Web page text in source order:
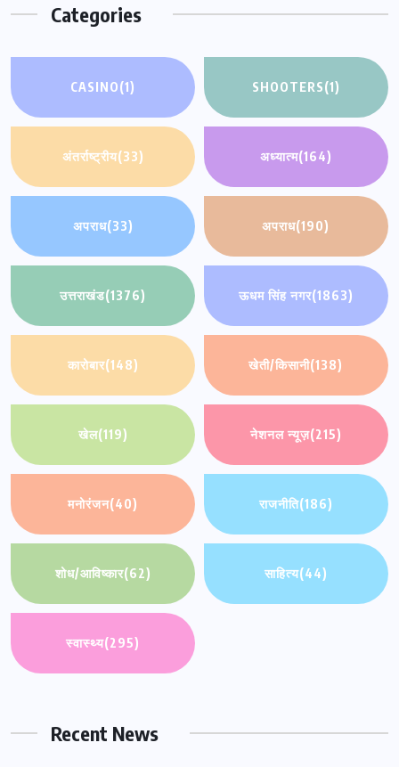
Categories
CASINO(1) SHOOTERS(1)
अंतर्राष्ट्रीय(33) अध्यात्म(164)
अपराध(33) अपराध(190)
उत्तराखंड(1376) ऊधम सिंह नगर(1863)
कारोबार(148) खेती/किसानी(138)
खेल(119) नेशनल न्यूज़(215)
मनोरंजन(40) राजनीति(186)
शोध/आविष्कार(62) साहित्य(44)
स्वास्थ्य(295)
Recent News